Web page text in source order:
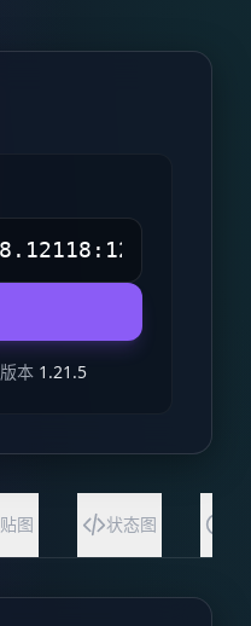
版本 1.21.5
贴图 状态图